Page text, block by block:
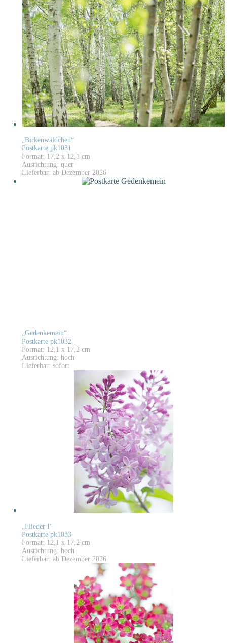
„Birkenwäldchen“
Postkarte pk1031
Format: 17,2 x 12,1 cm
Ausrichtung: quer
Lieferbar: ab Dezember 2026
„Gedenkemein“
Postkarte pk1032
Format: 12,1 x 17,2 cm
Ausrichtung: hoch
Lieferbar: sofort
„Flieder I“
Postkarte pk1033
Format: 12,1 x 17,2 cm
Ausrichtung: hoch
Lieferbar: ab Dezember 2026